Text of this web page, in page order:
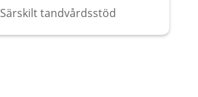
Särskilt tandvårdsstöd